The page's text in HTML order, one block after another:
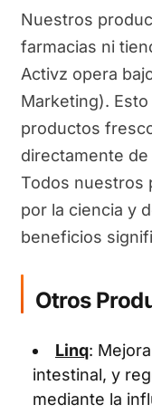
Nuestros
farmacias ni
Activz opera
Marketing).
productos
directamente
Todos nuestros
por la ciencia y
beneficios
Otros
Linq:
intestinal, y
mediante la